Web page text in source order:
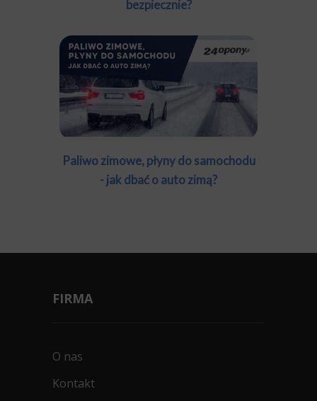
bezpiecznie?
Paliwo zimowe, płyny do samochodu
- jak dbać o auto zimą?
FIRMA
O nas
Kontakt